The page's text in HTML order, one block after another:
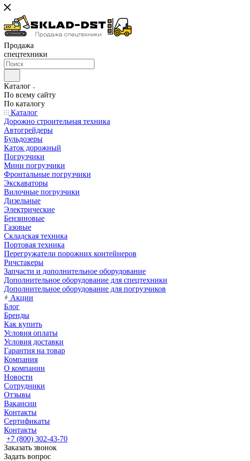
Продажа
спецтехники
Каталог
По всему сайту
По каталогу
Каталог
Дорожно строительная техника
Автогрейдеры
Бульдозеры
Каток дорожный
Погрузчики
Мини погрузчики
Фронтальные погрузчики
Экскаваторы
Вилочные погрузчики
Дизельные
Электрические
Бензиновые
Газовые
Складская техника
Портовая техника
Перегружатели порожних контейнеров
Ричстакеры
Запчасти и дополнительное оборудование
Дополнительное оборудование для спецтехники
Дополнительное оборудование для погрузчиков
Акции
Блог
Бренды
Как купить
Условия оплаты
Условия доставки
Гарантия на товар
Компания
О компании
Новости
Сотрудники
Отзывы
Вакансии
Контакты
Сертификаты
Контакты
+7 (800) 302-43-70
Заказать звонок
Задать вопрос